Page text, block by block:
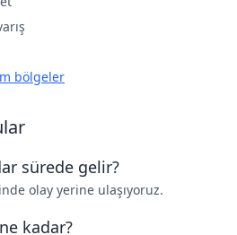
bölgeler
sürede gelir?
olay yerine ulaşıyoruz.
kadar?